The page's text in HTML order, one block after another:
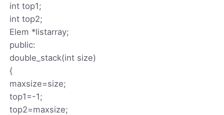
int top1;
int top2;
Elem *listarray;
public:
double_stack(int size)
{
maxsize=size;
top1=-1;
top2=maxsize;